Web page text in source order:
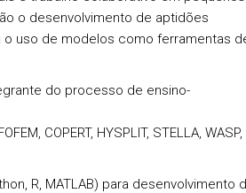
o desenvolvimento de aptidões
uso de modelos como ferramentas
do processo de ensino-
COPERT, HYSPLIT, STELLA, WASP,
R, MATLAB) para desenvolvimento